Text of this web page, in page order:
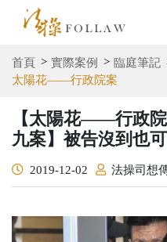
首頁 實際案例 臨庭筆記
太陽花——行政院案
【太陽花——行政
九案】被告沒到也
2019-12-02 法操司想